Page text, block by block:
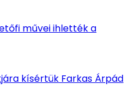
művei ihlették a
kísértük Farkas Árpád